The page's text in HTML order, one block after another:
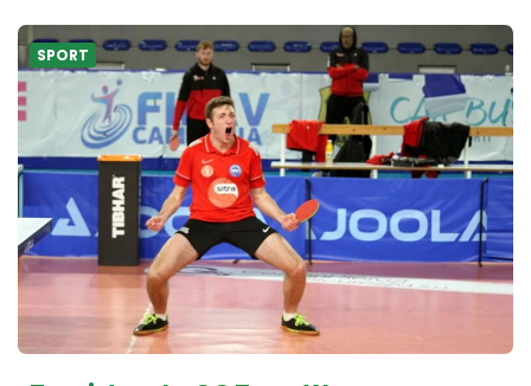
SPORT